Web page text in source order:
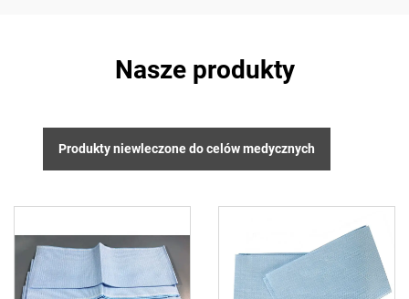
Nasze produkty
Produkty niewleczone do celów medycznych